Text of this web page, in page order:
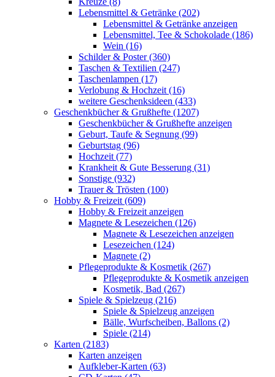
Lebensmittel & Getränke (202)
Lebensmittel & Getränke anzeigen
Lebensmittel, Tee & Schokolade (186)
Wein (16)
Schilder & Poster (360)
Taschen & Textilien (247)
Taschenlampen (17)
Verlobung & Hochzeit (16)
weitere Geschenksideen (433)
Geschenkbücher & Grußhefte (1207)
Geschenkbücher & Grußhefte anzeigen
Geburt, Taufe & Segnung (99)
Geburtstag (96)
Hochzeit (77)
Krankheit & Gute Besserung (31)
Sonstige (932)
Trauer & Trösten (100)
Hobby & Freizeit (609)
Hobby & Freizeit anzeigen
Magnete & Lesezeichen (126)
Magnete & Lesezeichen anzeigen
Lesezeichen (124)
Magnete (2)
Pflegeprodukte & Kosmetik (267)
Pflegeprodukte & Kosmetik anzeigen
Kosmetik, Bad (267)
Spiele & Spielzeug (216)
Spiele & Spielzeug anzeigen
Bälle, Wurfscheiben, Ballons (2)
Spiele (214)
Karten (2183)
Karten anzeigen
Aufkleber-Karten (63)